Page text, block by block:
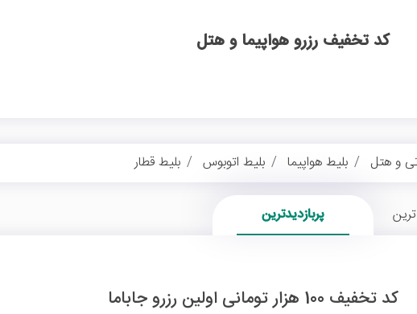
کد تخفیف رزرو هواپیما و هتل
و هتل بلیط هواپیما بلیط اتوبوس بلیط قطار
پربازدیدترین
کد تخفیف 100 هزار تومانی اولین رزرو جاباما